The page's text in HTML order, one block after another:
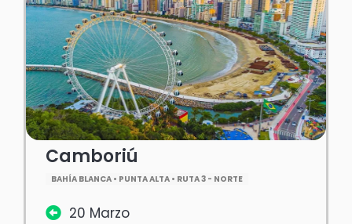
Camboriú
BAHÍA BLANCA • PUNTA ALTA • RUTA 3 - NORTE
20 Marzo